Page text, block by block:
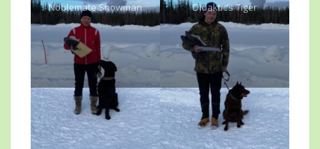
Noblemate Snowman
Didaktic’s Tiger